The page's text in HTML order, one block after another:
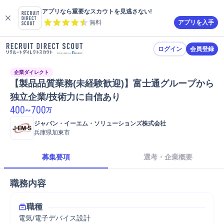
アプリなら重要なスカウトを見逃さない!
無料
アプリを入手
ログイン 会員登録
企業ダイレクト
【製品品質業務(未経験歓迎)】富士通グループから
独立企業/技術力に自信あり
400~700万
ジャパン・イーエム・ソリューションズ株式会社
兵庫県加東市
募集要項 選考・企業概要
職務内容
職種
電気/電子デバイス設計